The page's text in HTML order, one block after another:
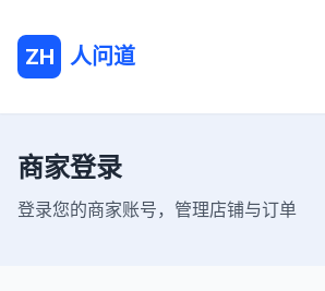
ZH 人问道
商家登录
登录您的商家账号，管理店铺与订单